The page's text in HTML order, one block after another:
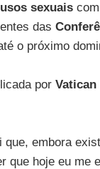
sexuaiscom
das
o próximo
por
embora
que hoje eu me